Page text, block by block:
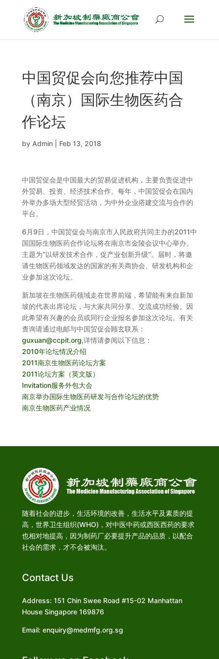
中国贸促会向您推荐中国
（南京）国际生物医药合
作论坛
by Admin| Feb 13, 2018
中国贸促会是中国最大的贸易促进机构，主要负责促进中
外贸易、投资、经济技术合作。每年，中国贸促会在国内
外举办多场大型经贸活动，为中外企业搭建交流与合作的
平台。
6月9日，中国贸促会与南京市人民政府共同主办的2011中
国国际生物医药合作论坛将在南京市金陵会议中心举办。
主题为“以研发技术合作，促产业创新升级”。届时，将邀
请生物医药领域发达的国家的有关商协会、研发机构和企
业参加这次论坛。
新加坡在生物医药领域走在世界前端，希望能有来自新加
坡的代表出席论坛，与大家共同分享、交流成功经验。因
此希望有兴趣的会员或同行企业报名参加这次论坛。有关
查询请通过电邮与中国贸促会顾玄联系：
guxuan@ccpit.org,详情请参阅以下信息：
2010年论坛情况介绍
2011南京生物医药论坛方案
2011论坛方案（英文版）
Invitation服务外包大会
南京举办国际生物医药研发与合作论坛的优势
南京生物医药产业情况
随着社会的进步，生活环境的改善，生活水平及素质的提
高，世界卫生组织(WHO)，对中医中药或西医西药的要求
也相对地提高，因为制药厂必要提升产品的品质，以配合
社会的需求，才不会被淘汰。
Contact Us
Address: 151 Chin Swee Road #15-02 Manhattan
House Singapore 169876
Email: enquiry@medmfg.org.sg